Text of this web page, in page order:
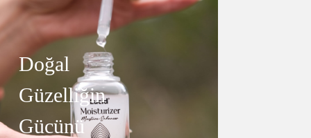
Doğal
Güzelliğin
Gücünü